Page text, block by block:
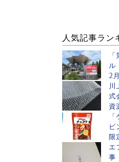
人気記事ラン
ル
2
川
式
資
ビ
限
エ
事